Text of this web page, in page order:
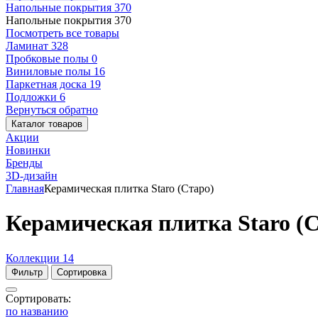
Напольные покрытия 370
Напольные покрытия 370
Посмотреть все товары
Ламинат 328
Пробковые полы 0
Виниловые полы 16
Паркетная доска 19
Подложки 6
Вернуться обратно
Каталог товаров
Акции
Новинки
Бренды
3D-дизайн
ГлавнаяКерамическая плитка Staro (Старо)
Керамическая плитка Staro
Коллекции 14
Фильтр Сортировка
Сортировать:
по названию